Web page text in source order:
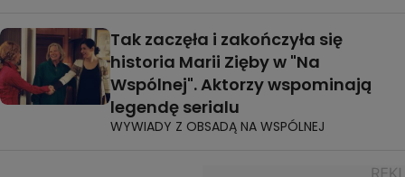
Tak zaczęła i zakończyła się
historia Marii Zięby w "Na
Wspólnej". Aktorzy wspominają
legendę serialu
WYWIADY Z OBSADĄ NA WSPÓLNEJ